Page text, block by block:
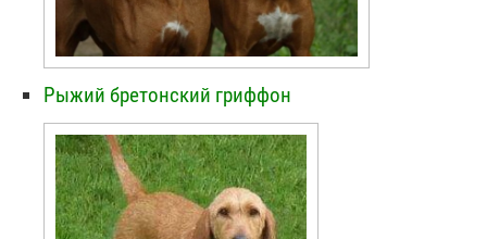
Рыжий бретонский гриффон